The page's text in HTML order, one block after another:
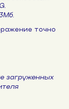
точно
загруженных